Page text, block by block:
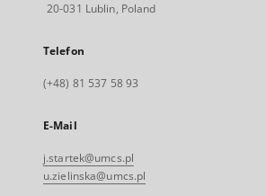
20-031 Lublin, Poland
Telefon
(+48) 81 537 58 93
E-Mail
j.startek@umcs.pl
u.zielinska@umcs.pl